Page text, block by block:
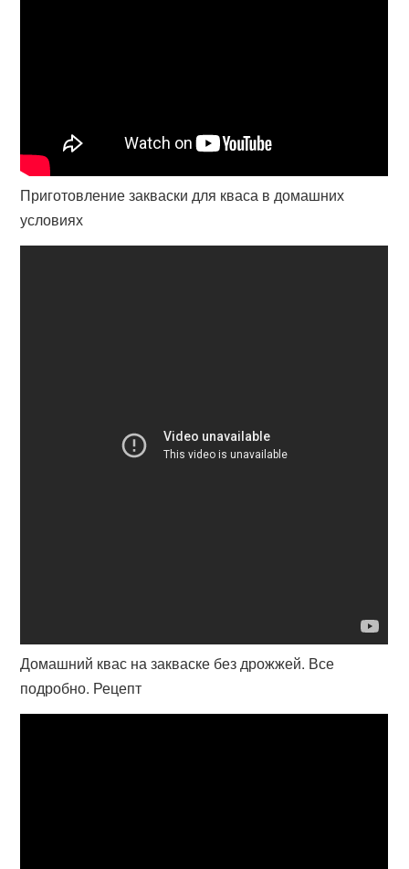
Приготовление закваски для кваса в домашних
условиях
Домашний квас на закваске без дрожжей. Все
подробно. Рецепт